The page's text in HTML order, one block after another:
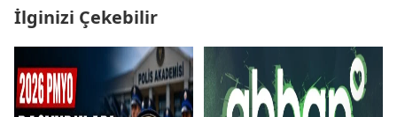
İlginizi Çekebilir